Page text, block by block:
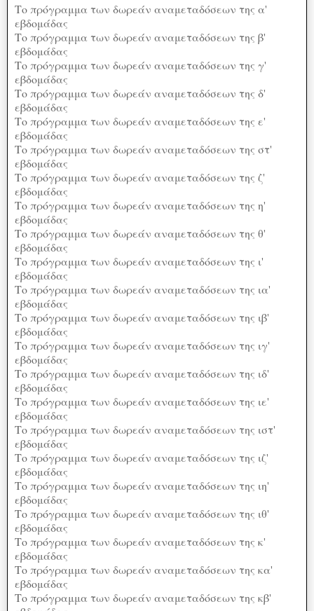
Το πρόγραμμα των δωρεάν αναμεταδόσεων της α'
εβδομάδας
Το πρόγραμμα των δωρεάν αναμεταδόσεων της β'
εβδομάδας
Το πρόγραμμα των δωρεάν αναμεταδόσεων της γ'
εβδομάδας
Το πρόγραμμα των δωρεάν αναμεταδόσεων της δ'
εβδομάδας
Το πρόγραμμα των δωρεάν αναμεταδόσεων της ε'
εβδομάδας
Το πρόγραμμα των δωρεάν αναμεταδόσεων της στ'
εβδομάδας
Το πρόγραμμα των δωρεάν αναμεταδόσεων της ζ'
εβδομάδας
Το πρόγραμμα των δωρεάν αναμεταδόσεων της η'
εβδομάδας
Το πρόγραμμα των δωρεάν αναμεταδόσεων της θ'
εβδομάδας
Το πρόγραμμα των δωρεάν αναμεταδόσεων της ι'
εβδομάδας
Το πρόγραμμα των δωρεάν αναμεταδόσεων της ια'
εβδομάδας
Το πρόγραμμα των δωρεάν αναμεταδόσεων της ιβ'
εβδομάδας
Το πρόγραμμα των δωρεάν αναμεταδόσεων της ιγ'
εβδομάδας
Το πρόγραμμα των δωρεάν αναμεταδόσεων της ιδ'
εβδομάδας
Το πρόγραμμα των δωρεάν αναμεταδόσεων της ιε'
εβδομάδας
Το πρόγραμμα των δωρεάν αναμεταδόσεων της ιστ'
εβδομάδας
Το πρόγραμμα των δωρεάν αναμεταδόσεων της ιζ'
εβδομάδας
Το πρόγραμμα των δωρεάν αναμεταδόσεων της ιη'
εβδομάδας
Το πρόγραμμα των δωρεάν αναμεταδόσεων της ιθ'
εβδομάδας
Το πρόγραμμα των δωρεάν αναμεταδόσεων της κ'
εβδομάδας
Το πρόγραμμα των δωρεάν αναμεταδόσεων της κα'
εβδομάδας
Το πρόγραμμα των δωρεάν αναμεταδόσεων της κβ'